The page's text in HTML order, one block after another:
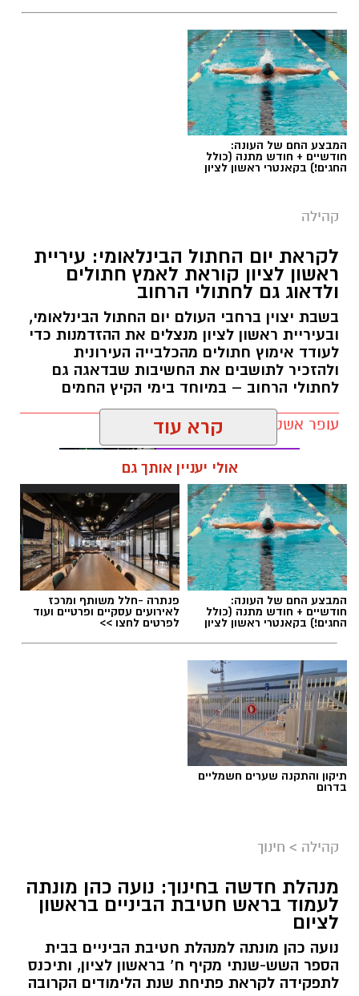
המבצע החם של העונה:
חודשיים + חודש מתנה (כולל
החגים!) בקאנטרי ראשון לציון
קהילה
לקראת יום החתול הבינלאומי: עיריית
ראשון לציון קוראת לאמץ חתולים
ולדאוג גם לחתולי הרחוב
בשבת יצוין ברחבי העולם יום החתול הבינלאומי,
ובעיריית ראשון לציון מנצלים את ההזדמנות כדי
לעודד אימוץ חתולים מהכלבייה העירונית
ולהזכיר לתושבים את החשיבות שבדאגה גם
לחתולי הרחוב – במיוחד בימי הקיץ החמים
עופר אשטוקר / 12:04 07.08.26
תגים:יום החתול הבינלאומי
הקרובה, פרסמה עיריית ראשון לציון פוסט מיוחד
המוקדש לחתולים העירוניים – הן לאלו שמחכים
לבית מאמץ בכלבייה העירונית והן לחתולי הרחוב
החיים ברחבי העיר.
בעירייה מזכירים כי תושבים שנתקלים בחתול פצוע
קרא עוד
אולי יעניין אותך גם
המבצע החם של העונה:
חודשיים + חודש מתנה (כולל
החגים!) בקאנטרי ראשון לציון
פנתרה -חלל משותף ומרכז
לאירועים עסקיים ופרטיים ועוד
לפרטים לחצו >>
תיקון והתקנה שערים חשמליים
בדרום
קהילה > חינוך
מנהלת חדשה בחינוך: נועה כהן מונתה
לעמוד בראש חטיבת הביניים בראשון
לציום
נועה כהן מונתה למנהלת חטיבת הביניים בבית
הספר השש-שנתי מקיף ח’ בראשון לציון, ותיכנס
לתפקידה לקראת פתיחת שנת הלימודים הקרובה